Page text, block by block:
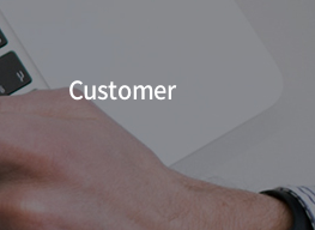
Customer